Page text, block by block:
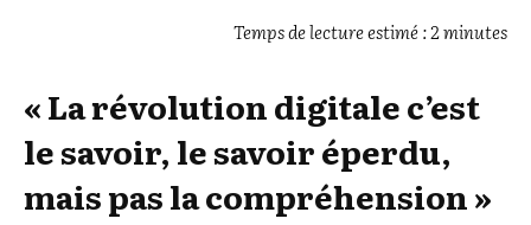
Temps de lecture estimé : 2 minutes
« La révolution digitale c’est
le savoir, le savoir éperdu,
mais pas la compréhension »